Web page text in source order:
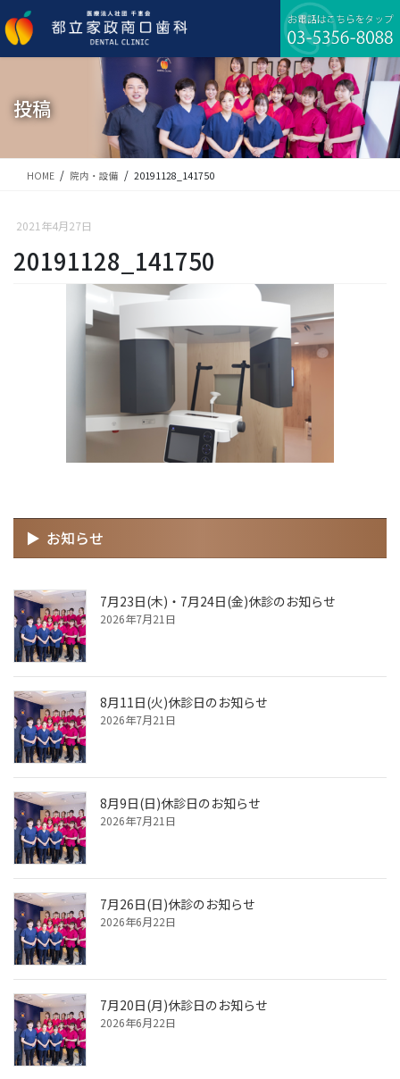
ン
テ
ビ
ゲ
移
投稿
HOME 院内・設備 20191128_141750
2021年4月27日
20191128_141750
お知らせ
7月23日(木)・7月24日(金)休診のお知らせ
2026年7月21日
8月11日(火)休診日のお知らせ
2026年7月21日
8月9日(日)休診日のお知らせ
2026年7月21日
7月26日(日)休診のお知らせ
2026年6月22日
7月20日(月)休診日のお知らせ
2026年6月22日